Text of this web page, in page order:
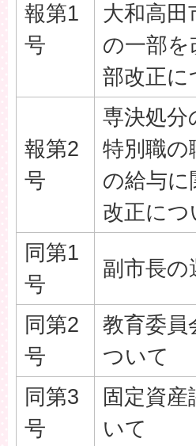
報第1
号
大和高田
の一部
部改正に
報第2
号
専決処分
特別職の
の給与
改正につ
同第1
号
副市長の
同第2
号
教育委員
ついて
同第3
号
固定資
いて